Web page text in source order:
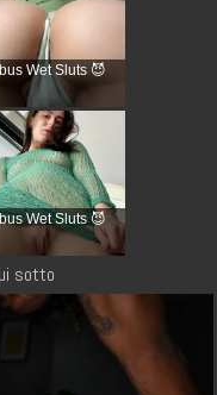
Wet Sluts 😈
Wet Sluts 😈
sotto